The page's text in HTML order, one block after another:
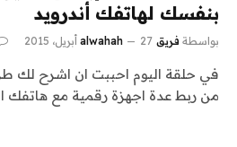
بنفسك لهاتفك أندرويد
بواسطة فريق alwahah 27 أبريل، 2015
في حلقة اليوم احببت ان اشرح لك
من ربط عدة اجهزة رقمية مع هاتفك